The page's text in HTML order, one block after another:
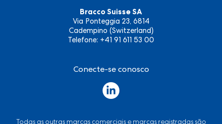
Bracco Suisse SA
Via Ponteggia 23, 6814
Cadempino (Switzerland)
Telefone: +41 91 611 53 00
Conecte-se conosco
Todas as outras marcas comerciais e marcas registradas são